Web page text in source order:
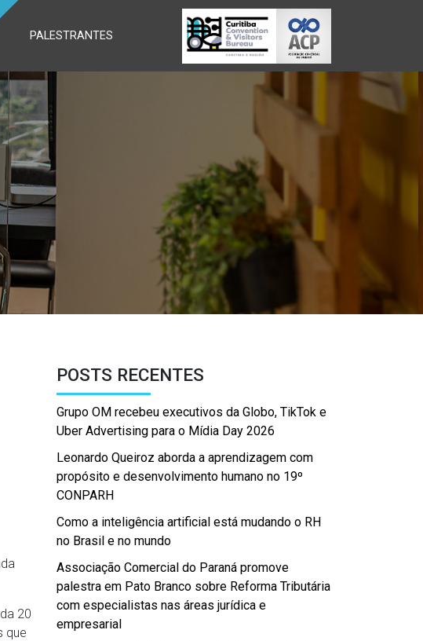
PALESTRANTES
20
que
POSTS RECENTES
Grupo OM recebeu executivos da Globo, TikTok e
Uber Advertising para o Mídia Day 2026
Leonardo Queiroz aborda a aprendizagem com
propósito e desenvolvimento humano no 19º
CONPARH
Como a inteligência artificial está mudando o RH
no Brasil e no mundo
Associação Comercial do Paraná promove
palestra em Pato Branco sobre Reforma Tributária
com especialistas nas áreas jurídica e
empresarial